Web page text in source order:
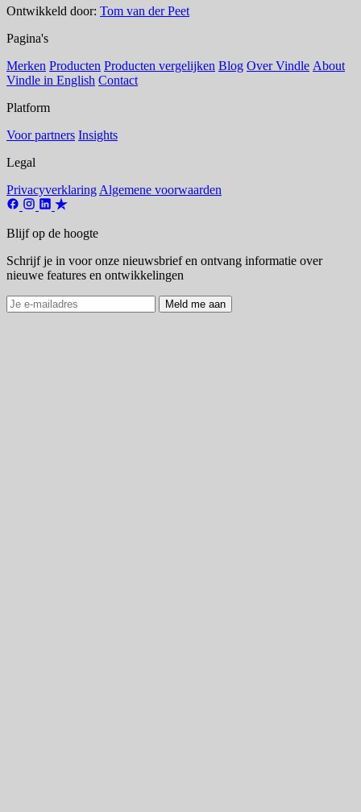
Ontwikkeld door: Tom van der Peet
Pagina's
Merken Producten Producten vergelijken Blog Over Vindle About
Vindle in English Contact
Platform
Voor partners Insights
Legal
Privacyverklaring Algemene voorwaarden
Blijf op de hoogte
Schrijf je in voor onze nieuwsbrief en ontvang informatie over
nieuwe features en ontwikkelingen
Meld me aan